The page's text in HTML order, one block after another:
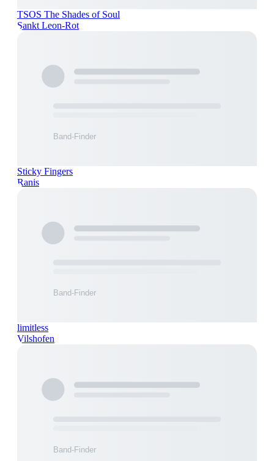
TSOS The Shades of Soul
Sankt Leon-Rot
Sticky Fingers
Ranis
limitless
Vilshofen